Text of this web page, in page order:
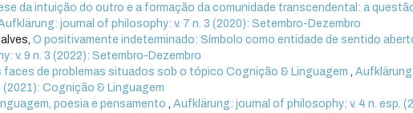
da intuição do outro e a formação da comunidade transcendental: a
journal of philosophy: v. 7 n. 3 (2020): Setembro-Dezembro
O positivamente indeterminado: Símbolo como entidade de sentido
v. 9 n. 3 (2022): Setembro-Dezembro
faces de problemas situados sob o tópico Cognição & Linguagem,
(2021): Cognição & Linguagem
poesia e pensamento,Aufklärung: journal of philosophy: v. 4 n. esp.